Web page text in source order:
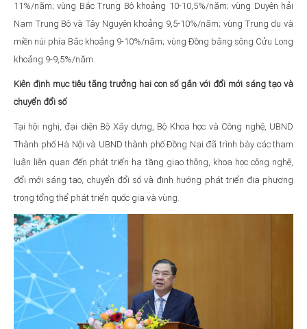
11%/năm; vùng Bắc Trung Bộ khoảng 10-10,5%/năm; vùng Duyên hải
Nam Trung Bộ và Tây Nguyên khoảng 9,5-10%/năm; vùng Trung du và
miền núi phía Bắc khoảng 9-10%/năm; vùng Đồng bằng sông Cửu Long
khoảng 9-9,5%/năm.
Kiên định mục tiêu tăng trưởng hai con số gắn với đổi mới sáng tạo và
chuyển đổi số
Tại hội nghị, đại diện Bộ Xây dựng, Bộ Khoa học và Công nghệ, UBND
Thành phố Hà Nội và UBND thành phố Đồng Nai đã trình bày các tham
luận liên quan đến phát triển hạ tầng giao thông, khoa học công nghệ,
đổi mới sáng tạo, chuyển đổi số và định hướng phát triển địa phương
trong tổng thể phát triển quốc gia và vùng.